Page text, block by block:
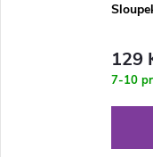
129
7-10